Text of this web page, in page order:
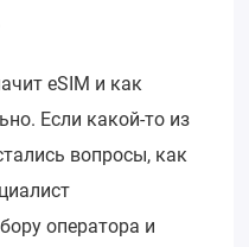
eSIM и как
Если какой-то из
вопросы, как
оператора и